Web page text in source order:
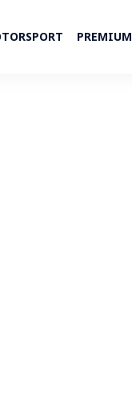
PREMIUM